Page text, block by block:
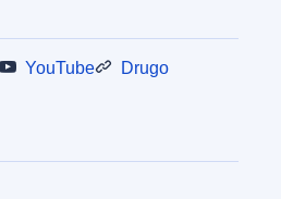
YouTube Drugo